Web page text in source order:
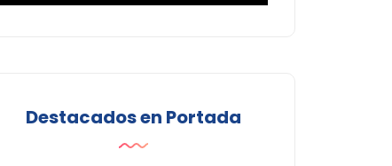
Destacados en Portada